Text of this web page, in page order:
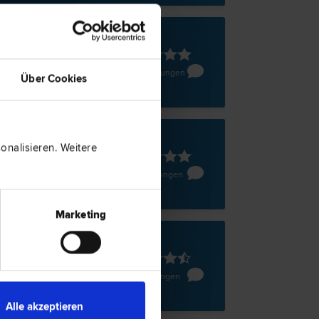
Über Cookies
Weitere
Marketing
Alle akzeptieren
10/10 52 Bewertungen
10 Bewertungen
13 5 Bewertungen